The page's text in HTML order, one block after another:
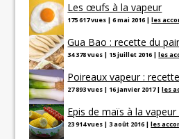
Les œufs à la vapeur
175 617 vues |6 mai 2016 |les
Gua Bao : recette du
34 378 vues | 15 juillet 2016 |les
Poireaux vapeur :
27 893 vues | 16 janvier 2017|les
Epis de maïs à la vapeur
23 914 vues |3 août 2016 |les